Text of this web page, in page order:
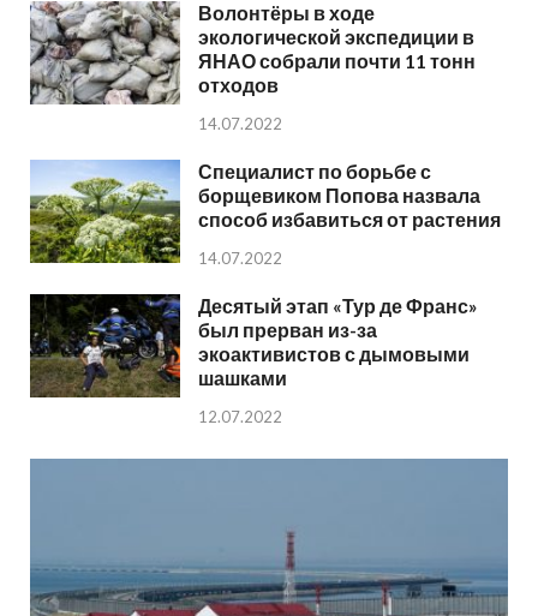
Волонтёры в ходе
экологической экспедиции в
ЯНАО собрали почти 11 тонн
отходов
14.07.2022
Специалист по борьбе с
борщевиком Попова назвала
способ избавиться от растения
14.07.2022
Десятый этап «Тур де Франс»
был прерван из-за
экоактивистов с дымовыми
шашками
12.07.2022